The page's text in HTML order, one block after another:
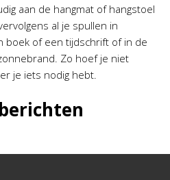
aan de hangmat of hangstoel
al je spullen in
boek of een tijdschrift of in de
Zo hoef je niet
je iets nodig hebt.